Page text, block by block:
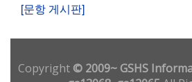
[문항 게시판]
Copyright© 2009~ GSHS